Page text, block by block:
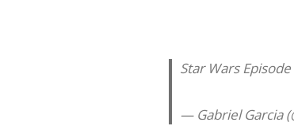
Star Wars
— Gabriel Garcia